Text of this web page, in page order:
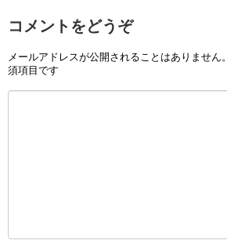
コメントをどうぞ
メールアドレスが公開されることはありません。
須項目です